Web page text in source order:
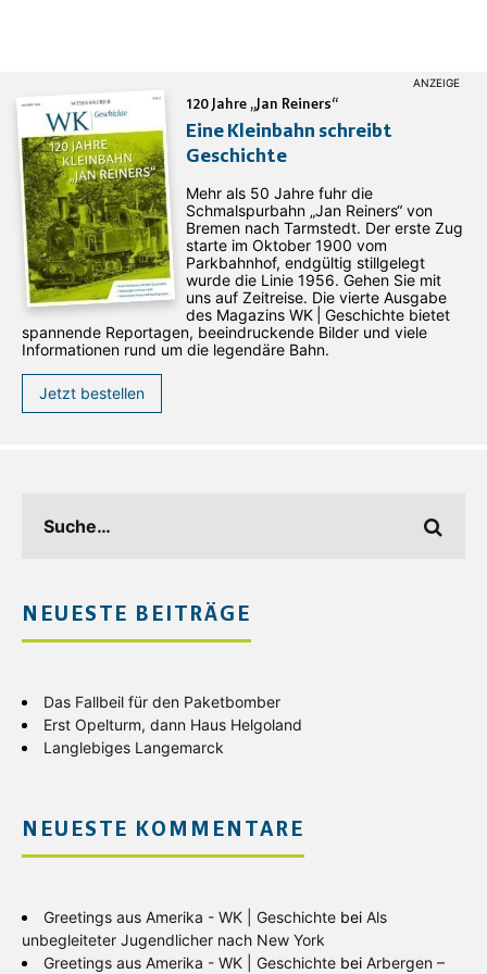
120 Jahre „Jan Reiners“
Eine Kleinbahn schreibt
Geschichte
Mehr als 50 Jahre fuhr die
Schmalspurbahn „Jan ­Reiners“ von
Bremen nach Tarmstedt. Der erste Zug
starte im Oktober 1900 vom
Parkbahnhof, endgültig stillgelegt
wurde die Linie 1956. Gehen Sie mit
uns auf Zeitreise. Die vierte Ausgabe
des ­Magazins WK | Geschichte bietet
spannende Reportagen, beeindruckende Bilder und viele
Informationen rund um die legendäre Bahn.
Jetzt bestellen
NEUESTE BEITRÄGE
Das Fallbeil für den Paketbomber
Erst Opelturm, dann Haus Helgoland
Langlebiges Langemarck
NEUESTE KOMMENTARE
Greetings aus Amerika - WK | Geschichte bei Als
unbegleiteter Jugendlicher nach New York
Greetings aus Amerika - WK | Geschichte bei Arbergen –